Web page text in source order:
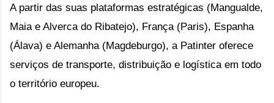
A partir das suas plataformas estratégicas (Mangualde,
Maia e Alverca do Ribatejo), França (Paris), Espanha
(Álava) e Alemanha (Magdeburgo), a Patinter oferece
serviços de transporte, distribuição e logística em todo
o território europeu.